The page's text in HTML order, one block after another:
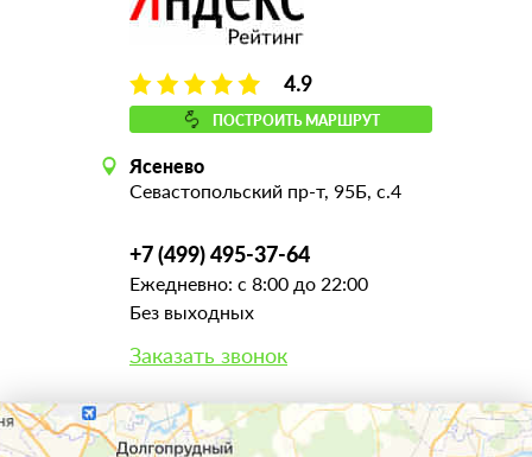
4.9
ПОСТРОИТЬ МАРШРУТ
Ясенево
Севастопольский пр-т, 95Б, с.4
+7 (499) 495-37-64
Ежедневно: с 8:00 до 22:00
Без выходных
Заказать звонок